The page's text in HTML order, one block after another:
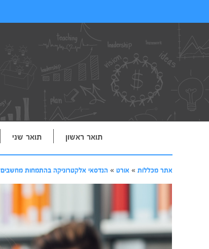
תואר ראשון תואר שני
אתר מכללות » אורט » הנדסאי אלקטרוניקה בהתמחות מחשבים